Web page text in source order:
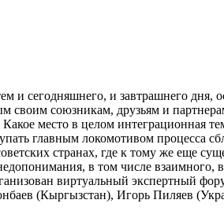
и сегодняшнего, и завтрашнего дня,
своим союзникам, друзьям и
место в целом интеграционная
главным локомотивом процесса
странах, где к тому же еще
в том числе взаимного,
виртуальный экспертный
(Кыргызстан), Игорь Пиляев